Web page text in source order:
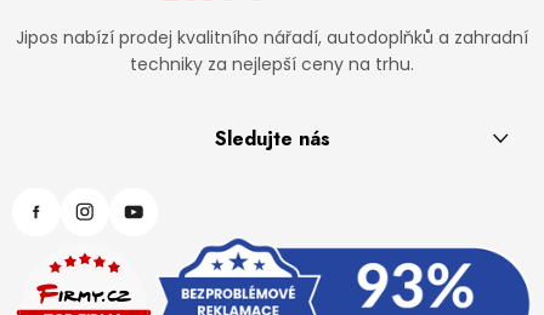
Jipos nabízí prodej kvalitního nářadí, autodoplňků a zahradní
techniky za nejlepší ceny na trhu.
Sledujte nás